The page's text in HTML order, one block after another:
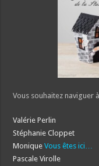
Vous souhaitez naviguer
Valérie Perlin
Stéphanie Cloppet
MoniqueVous êtes ici…
Pascale Virolle